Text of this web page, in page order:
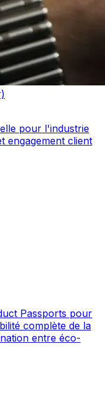
pour l'industrie
engagement client
Passports pour
complète de la
entre éco-